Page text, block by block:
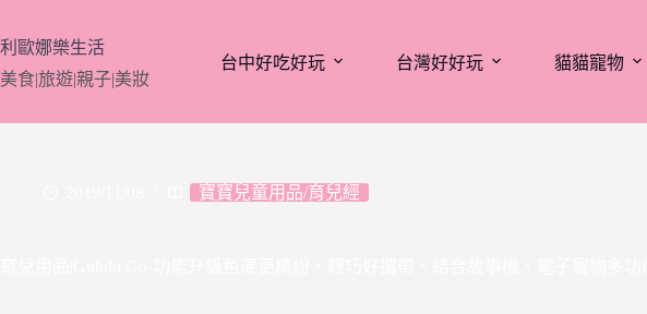
至
主
要
利歐娜樂生活
美食|旅遊|親子|美妝
台中好吃好玩 台灣好好玩 貓貓寵物
寶寶兒童用品/育兒經